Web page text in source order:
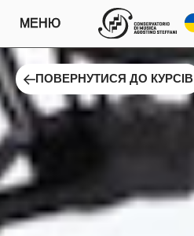
МЕНЮ
ПОВЕРНУТИСЯ ДО КУРСІВ